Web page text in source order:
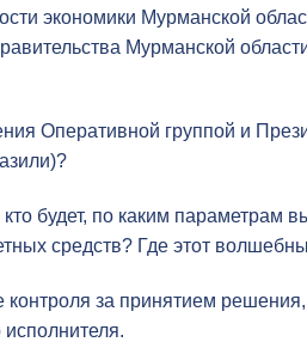
экономики Мурманской
Мурманской
Оперативной группой и
будет, по каким параметрам
средств? Где этот
контроля за принятием